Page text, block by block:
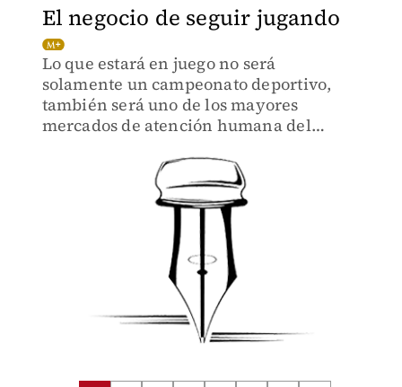
El negocio de seguir jugando
Lo que estará en juego no será
solamente un campeonato deportivo,
también será uno de los mayores
mercados de atención humana del